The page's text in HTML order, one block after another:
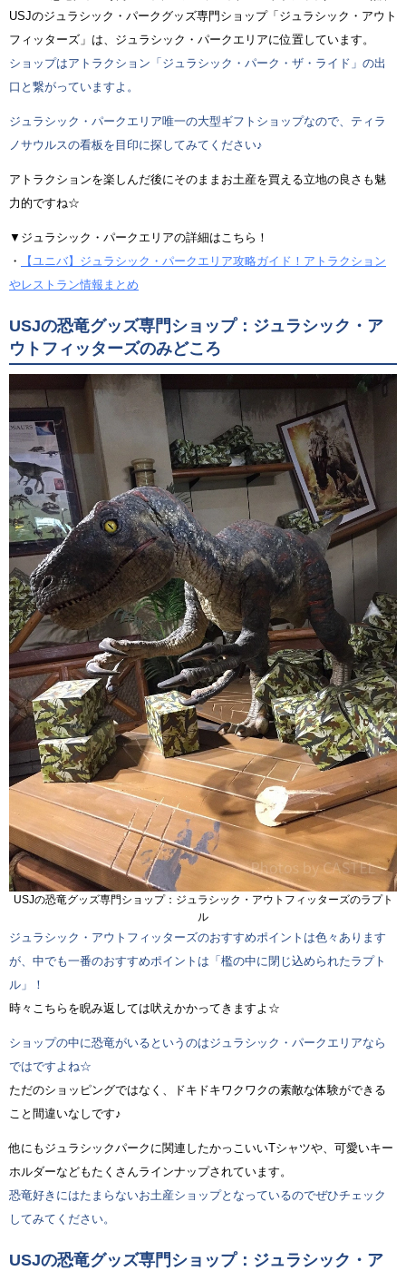
USJのジュラシック・パークグッズ専門ショップ「ジュラシック・アウト
フィッターズ」は、ジュラシック・パークエリアに位置しています。
ショップはアトラクション「ジュラシック・パーク・ザ・ライド」の出
口と繋がっていますよ。
ジュラシック・パークエリア唯一の大型ギフトショップなので、ティラ
ノサウルスの看板を目印に探してみてください♪
アトラクションを楽しんだ後にそのままお土産を買える立地の良さも魅
力的ですね☆
▼ジュラシック・パークエリアの詳細はこちら！
・
【ユニバ】ジュラシック・パークエリア攻略ガイド！アトラクション
やレストラン情報まとめ
USJの恐竜グッズ専門ショップ：ジュラシック・ア
ウトフィッターズのみどころ
USJの恐竜グッズ専門ショップ：ジュラシック・アウトフィッターズのラプト
ル
ジュラシック・アウトフィッターズのおすすめポイントは色々あります
が、中でも一番のおすすめポイントは「檻の中に閉じ込められたラプト
ル」！
時々こちらを睨み返しては吠えかかってきますよ☆
ショップの中に恐竜がいるというのはジュラシック・パークエリアなら
ではですよね☆
ただのショッピングではなく、ドキドキワクワクの素敵な体験ができる
こと間違いなしです♪
他にもジュラシックパークに関連したかっこいいTシャツや、可愛いキー
ホルダーなどもたくさんラインナップされています。
恐竜好きにはたまらないお土産ショップとなっているのでぜひチェック
してみてください。
USJの恐竜グッズ専門ショップ：ジュラシック・ア